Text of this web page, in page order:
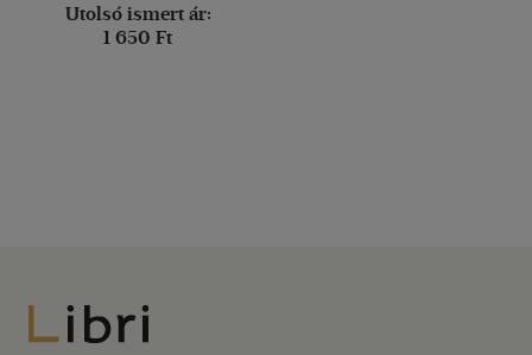
Utolsó ismert ár:
1 650 Ft
Libri